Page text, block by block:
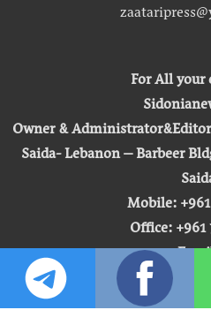
For All your
Owner &
Saida- Lebanon – Barbeer
Mobile: +961
Office: +961